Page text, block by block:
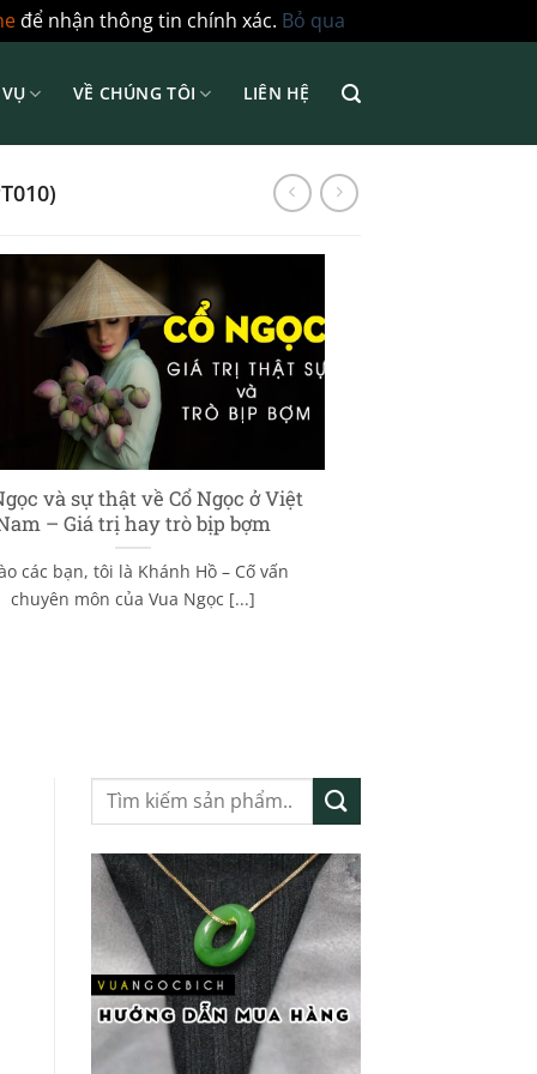
để nhận thông tin chính xác. Bỏ qua
VỀ CHÚNG TÔI LIÊN HỆ
và sự thật về Cổ Ngọc ở Việt
– Giá trị hay trò bịp bợm
các bạn, tôi là Khánh Hồ – Cố vấn
chuyên môn của Vua Ngọc [...]
Tìm
kiếm: